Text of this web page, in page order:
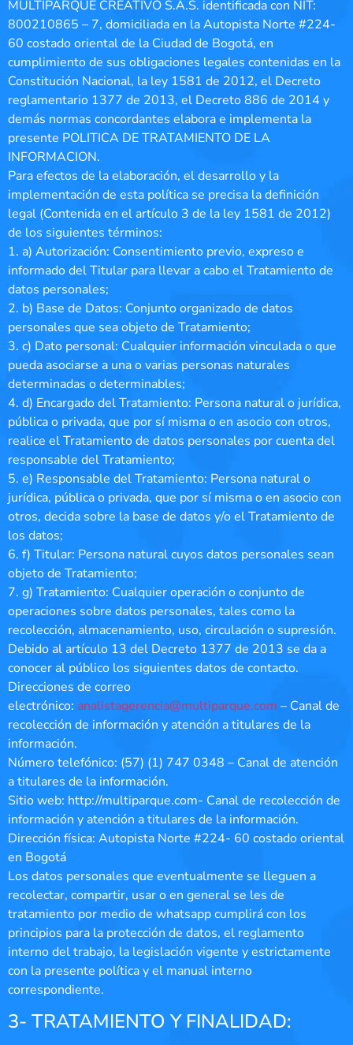
MULTIPARQUE CREATIVO S.A.S. identificada con NIT:
800210865 – 7, domiciliada en la Autopista Norte #224-
60 costado oriental de la Ciudad de Bogotá, en
cumplimiento de sus obligaciones legales contenidas en la
Constitución Nacional, la ley 1581 de 2012, el Decreto
reglamentario 1377 de 2013, el Decreto 886 de 2014 y
demás normas concordantes elabora e implementa la
presente POLITICA DE TRATAMIENTO DE LA
INFORMACION.
Para efectos de la elaboración, el desarrollo y la
implementación de esta política se precisa la definición
legal (Contenida en el artículo 3 de la ley 1581 de 2012)
de los siguientes términos:
1. a) Autorización: Consentimiento previo, expreso e
informado del Titular para llevar a cabo el Tratamiento de
datos personales;
2. b) Base de Datos: Conjunto organizado de datos
personales que sea objeto de Tratamiento;
3. c) Dato personal: Cualquier información vinculada o que
pueda asociarse a una o varias personas naturales
determinadas o determinables;
4. d) Encargado del Tratamiento: Persona natural o jurídica,
pública o privada, que por sí misma o en asocio con otros,
realice el Tratamiento de datos personales por cuenta del
responsable del Tratamiento;
5. e) Responsable del Tratamiento: Persona natural o
jurídica, pública o privada, que por sí misma o en asocio con
otros, decida sobre la base de datos y/o el Tratamiento de
los datos;
6. f) Titular: Persona natural cuyos datos personales sean
objeto de Tratamiento;
7. g) Tratamiento: Cualquier operación o conjunto de
operaciones sobre datos personales, tales como la
recolección, almacenamiento, uso, circulación o supresión.
Debido al artículo 13 del Decreto 1377 de 2013 se da a
conocer al público los siguientes datos de contacto.
Direcciones de correo
electrónico: analistagerencia@multiparque.com – Canal de
recolección de información y atención a titulares de la
información.
Número telefónico: (57) (1) 747 0348 – Canal de atención
a titulares de la información.
Sitio web: http://multiparque.com- Canal de recolección de
información y atención a titulares de la información.
Dirección física: Autopista Norte #224- 60 costado oriental
en Bogotá
Los datos personales que eventualmente se lleguen a
recolectar, compartir, usar o en general se les de
tratamiento por medio de whatsapp cumplirá con los
principios para la protección de datos, el reglamento
interno del trabajo, la legislación vigente y estrictamente
con la presente política y el manual interno
correspondiente.
3- TRATAMIENTO Y FINALIDAD: